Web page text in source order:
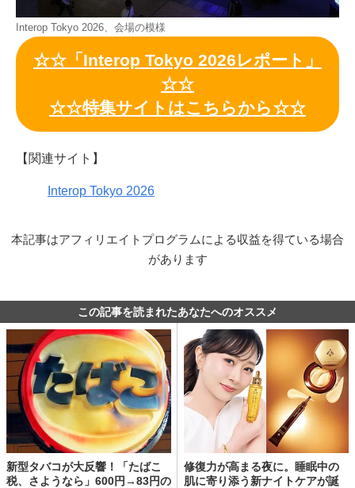
Interop Tokyo 2026、会場の模様
☆☆「Interop Tokyo 2026レポート」
☆☆
☆☆特集サイトはこちらから☆☆
【関連サイト】
Interop Tokyo 2026
本記事はアフィリエイトプログラムによる収益を得ている場合
があります
この記事を読まれたあなたへのオススメ
新型タバコが大反響！「たばこ
税、さようなら」600円→83円の
修復力が高まる夜に。睡眠中の
肌に寄り添う新ナイトケアが誕